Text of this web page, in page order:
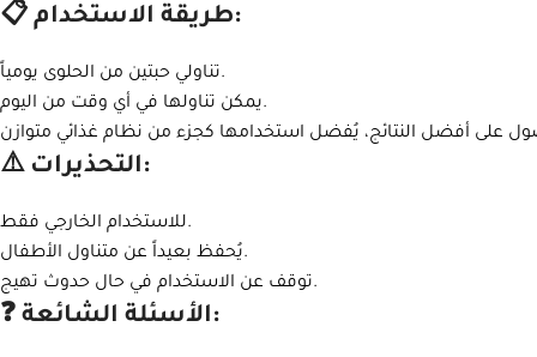
📋 طريقة الاستخدام:
تناولي حبتين من الحلوى يومياً.
يمكن تناولها في أي وقت من اليوم.
⚠️ التحذيرات:
للاستخدام الخارجي فقط.
يُحفظ بعيداً عن متناول الأطفال.
توقف عن الاستخدام في حال حدوث تهيج.
❓ الأسئلة الشائعة: